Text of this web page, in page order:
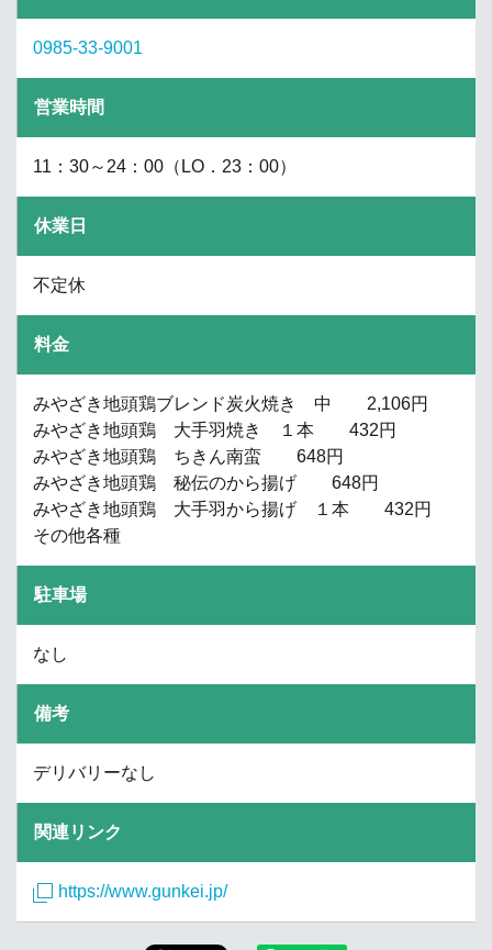
0985-33-9001
営業時間
11：30～24：00（LO．23：00）
休業日
不定休
料金
みやざき地頭鶏ブレンド炭火焼き 中 2,106円
みやざき地頭鶏 大手羽焼き １本 432円
みやざき地頭鶏 ちきん南蛮 648円
みやざき地頭鶏 秘伝のから揚げ 648円
みやざき地頭鶏 大手羽から揚げ １本 432円
その他各種
駐車場
なし
備考
デリバリーなし
関連リンク
https://www.gunkei.jp/